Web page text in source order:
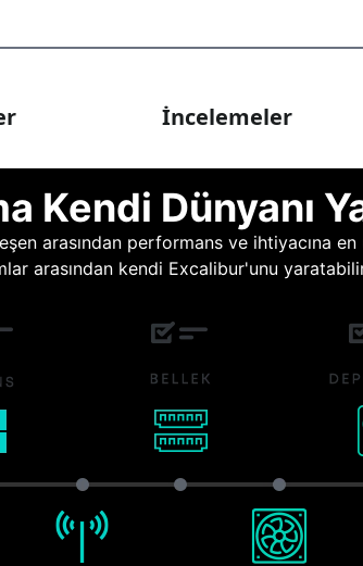
İncelemeler
Kendi Dünyanı
arasından performans ve ihtiyacına
arasından kendi Excalibur'unu